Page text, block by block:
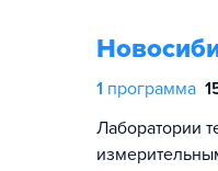
1 программа
Лаборатории